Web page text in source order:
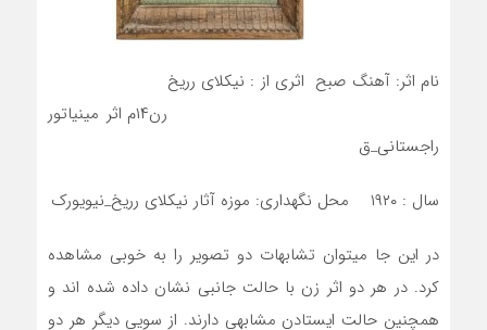
نام اثر: آهنگ صبح اثری از : نیکلای رریخ
رن۱۴م اثر مینیاتور
راجستانی_ق
سال : ۱۹۲۰ محل نگهداری: موزه آثار نیکلای رریخ_نیویورک
در این جا میتوان تشابهات دو تصویر را به خوبی مشاهده
کرد. در هر دو اثر زن با حالت جانبی نشان داده شده اند و
همچنین حالت ایستادن مشابهی دارند. از سویی دیگر هر دو